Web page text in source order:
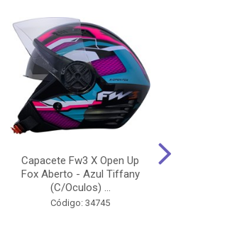
Capacete Fw3 X Open Up
Fox Aberto - Azul Tiffany
(C/Oculos) ...
Código: 34745